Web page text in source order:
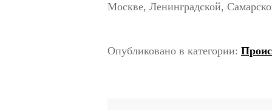
Москве, Ленинградской,
Опубликовано в категории: